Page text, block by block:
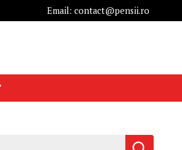
Email: contact@pensii.ro